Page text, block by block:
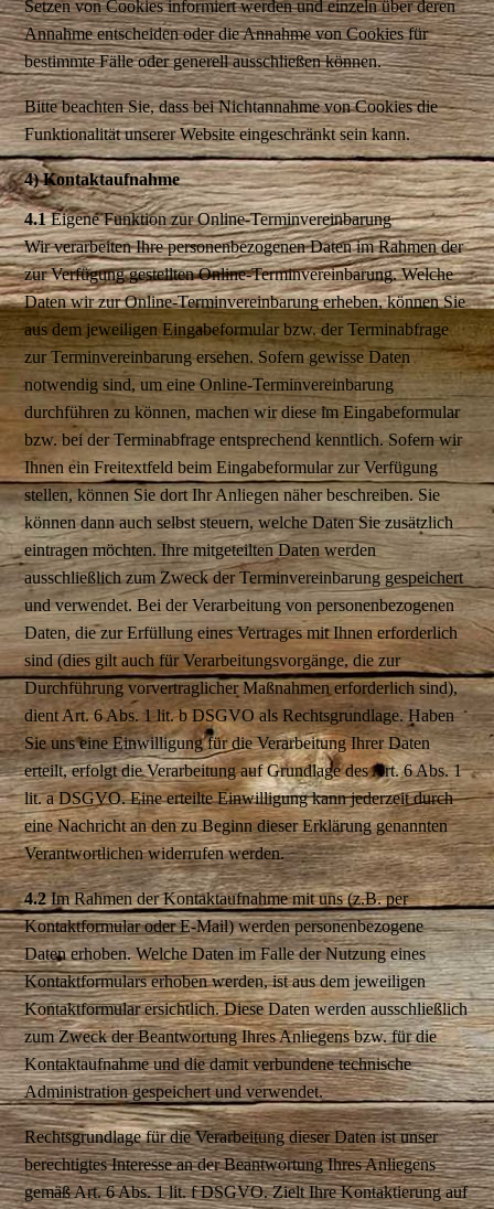
Setzen von Cookies informiert werden und einzeln über deren
Annahme entscheiden oder die Annahme von Cookies für
bestimmte Fälle oder generell ausschließen können.
Bitte beachten Sie, dass bei Nichtannahme von Cookies die
Funktionalität unserer Website eingeschränkt sein kann.
4) Kontaktaufnahme
4.1Eigene Funktion zur Online-Terminvereinbarung
Wir verarbeiten Ihre personenbezogenen Daten im Rahmen der
zur Verfügung gestellten Online-Terminvereinbarung. Welche
Daten wir zur Online-Terminvereinbarung erheben, können Sie
aus dem jeweiligen Eingabeformular bzw. der Terminabfrage
zur Terminvereinbarung ersehen. Sofern gewisse Daten
notwendig sind, um eine Online-Terminvereinbarung
durchführen zu können, machen wir diese im Eingabeformular
bzw. bei der Terminabfrage entsprechend kenntlich. Sofern wir
Ihnen ein Freitextfeld beim Eingabeformular zur Verfügung
stellen, können Sie dort Ihr Anliegen näher beschreiben. Sie
können dann auch selbst steuern, welche Daten Sie zusätzlich
eintragen möchten. Ihre mitgeteilten Daten werden
ausschließlich zum Zweck der Terminvereinbarung gespeichert
und verwendet. Bei der Verarbeitung von personenbezogenen
Daten, die zur Erfüllung eines Vertrages mit Ihnen erforderlich
sind (dies gilt auch für Verarbeitungsvorgänge, die zur
Durchführung vorvertraglicher Maßnahmen erforderlich sind),
dient Art. 6 Abs. 1 lit. b DSGVO als Rechtsgrundlage. Haben
Sie uns eine Einwilligung für die Verarbeitung Ihrer Daten
erteilt, erfolgt die Verarbeitung auf Grundlage des Art. 6 Abs. 1
lit. a DSGVO. Eine erteilte Einwilligung kann jederzeit durch
eine Nachricht an den zu Beginn dieser Erklärung genannten
Verantwortlichen widerrufen werden.
4.2Im Rahmen der Kontaktaufnahme mit uns (z.B. per
Kontaktformular oder E-Mail) werden personenbezogene
Daten erhoben. Welche Daten im Falle der Nutzung eines
Kontaktformulars erhoben werden, ist aus dem jeweiligen
Kontaktformular ersichtlich. Diese Daten werden ausschließlich
zum Zweck der Beantwortung Ihres Anliegens bzw. für die
Kontaktaufnahme und die damit verbundene technische
Administration gespeichert und verwendet.
Rechtsgrundlage für die Verarbeitung dieser Daten ist unser
berechtigtes Interesse an der Beantwortung Ihres Anliegens
gemäß Art. 6 Abs. 1 lit. f DSGVO. Zielt Ihre Kontaktierung auf